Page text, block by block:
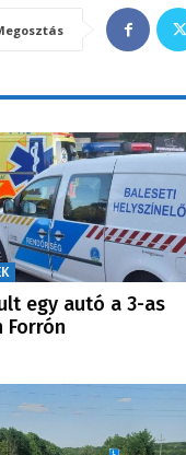
egy autó a 3-as